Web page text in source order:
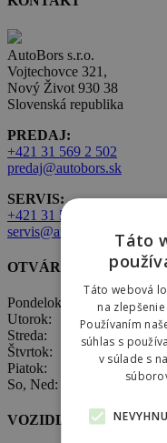
AutoBors s.r.o.
Vojtechovce 321,
Nový Život 930 38
Slovenská republika
PREDAJ:
+421 31 569 2 502
predaj@autobors.sk
SERVIS:
+421 31 569 1 080
servis@autobors.sk
OTVÁRACIE HODINY
Pondelok: 8:00 – 17:00
Utorok: 8:00 – 17:00
Streda: 8:00 – 17:00
Štvrtok: 8:00 – 17:00
Piatok: 8:00 – 17:00
So, Ned:
VOZIDLÁ ŠKODA
Táto
Táto webová
na
Používaním
súhlas s
v súlade s